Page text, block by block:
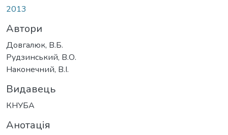
2013
Автори
Довгалюк, В.Б.
Рудзинський, В.О.
Наконечний, В.І.
Видавець
КНУБА
Анотація